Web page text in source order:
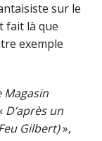
sur le
fait là que
exemple
Magasin
D’après un
Gilbert)»,